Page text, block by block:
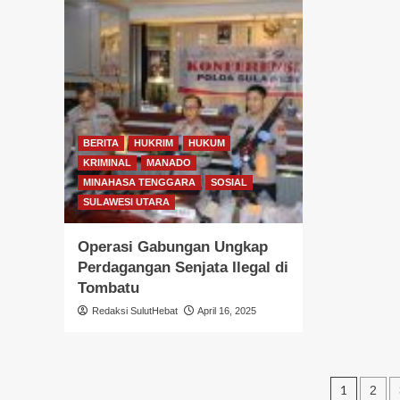
BERITA HUKRIM
HUKUM
KRIMINAL
MANADO
MINAHASA TENGGARA
SOSIAL
SULAWESI UTARA
Operasi Gabungan Ungkap
Perdagangan Senjata Ilegal di
Tombatu
Redaksi SulutHebat April 16, 2025
1 2